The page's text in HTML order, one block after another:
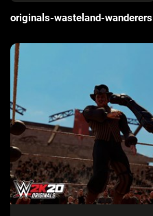
originals-wasteland-wanderers